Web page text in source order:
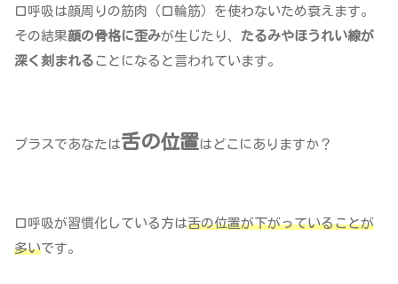
口呼吸は顔周りの筋肉（口輪筋）を使わないため衰えます。
その結果顔の骨格に歪みが生じたり、 たるみやほうれい線が
深く刻まれる ことになると言われています。
プラスであなたは舌の位置はどこにありますか？
口呼吸が習慣化している方は舌の位置が下がっていることが
多いです。